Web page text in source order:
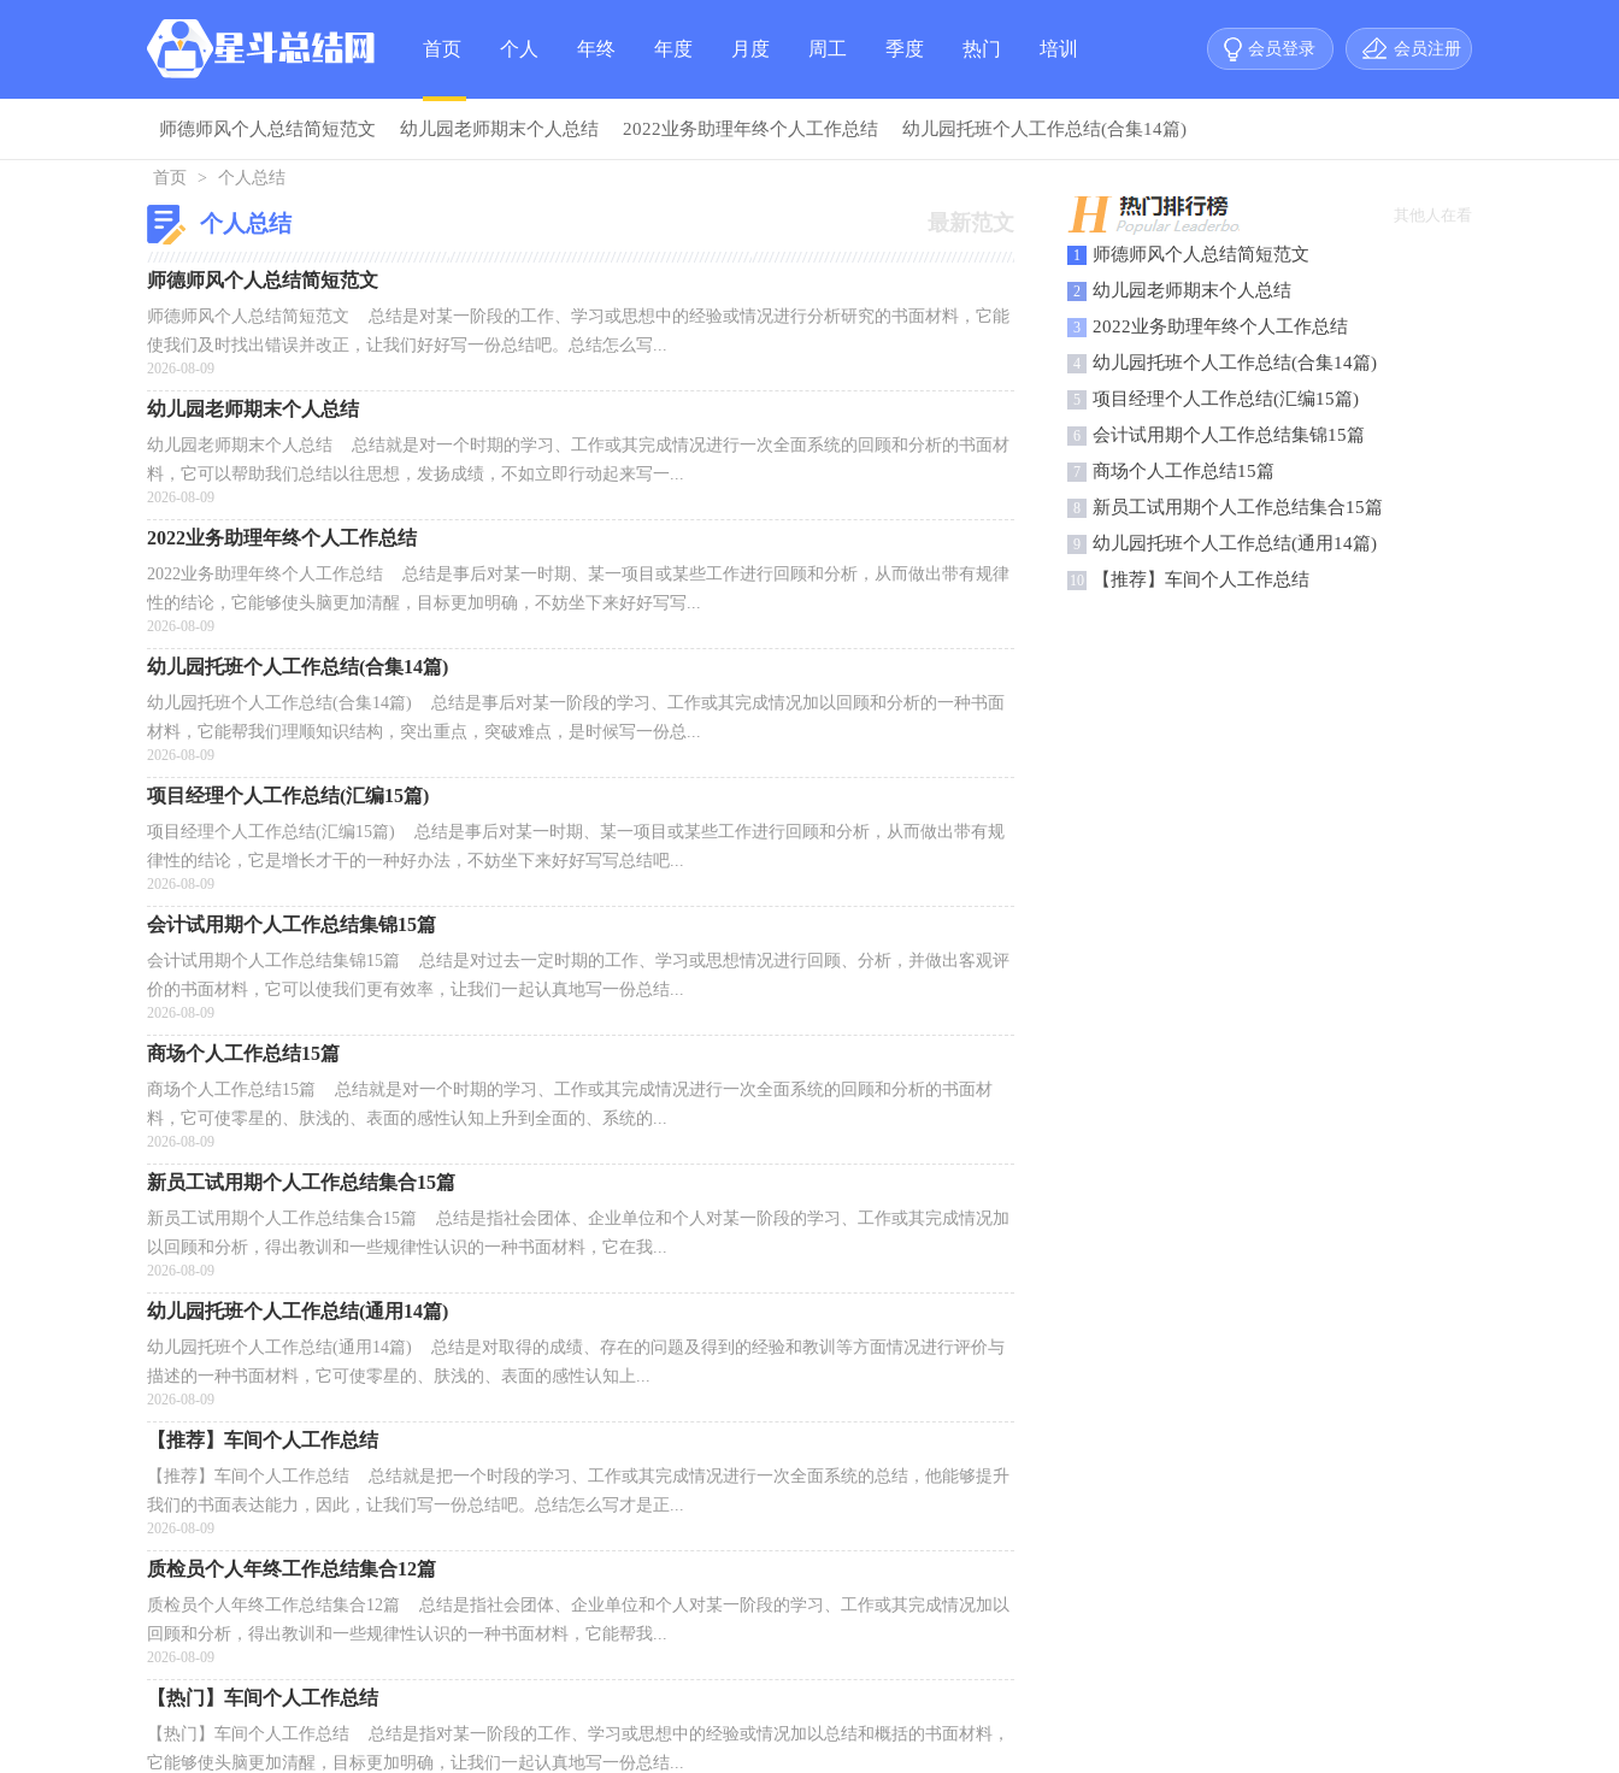
首页 个人 年终 年度 月度 周工 季度 热门 培训 会员登录 会员注册
师德师风个人总结简短范文 幼儿园老师期末个人总结 2022业务助理年终个人工作总结 幼儿园托班个人工作总结(合集14篇)
项目经理个人工作总结(汇编15篇)
首页 > 个人总结
个人总结 最新范文
师德师风个人总结简短范文
师德师风个人总结简短范文 总结是对某一阶段的工作、学习或思想中的经验或情况进行分析研究的书面材料，它能
使我们及时找出错误并改正，让我们好好写一份总结吧。总结怎么写...
2026-08-09
幼儿园老师期末个人总结
幼儿园老师期末个人总结 总结就是对一个时期的学习、工作或其完成情况进行一次全面系统的回顾和分析的书面材
料，它可以帮助我们总结以往思想，发扬成绩，不如立即行动起来写一...
2026-08-09
2022业务助理年终个人工作总结
2022业务助理年终个人工作总结 总结是事后对某一时期、某一项目或某些工作进行回顾和分析，从而做出带有规律
性的结论，它能够使头脑更加清醒，目标更加明确，不妨坐下来好好写写...
2026-08-09
幼儿园托班个人工作总结(合集14篇)
幼儿园托班个人工作总结(合集14篇) 总结是事后对某一阶段的学习、工作或其完成情况加以回顾和分析的一种书面
材料，它能帮我们理顺知识结构，突出重点，突破难点，是时候写一份总...
2026-08-09
项目经理个人工作总结(汇编15篇)
项目经理个人工作总结(汇编15篇) 总结是事后对某一时期、某一项目或某些工作进行回顾和分析，从而做出带有规
律性的结论，它是增长才干的一种好办法，不妨坐下来好好写写总结吧...
2026-08-09
会计试用期个人工作总结集锦15篇
会计试用期个人工作总结集锦15篇 总结是对过去一定时期的工作、学习或思想情况进行回顾、分析，并做出客观评
价的书面材料，它可以使我们更有效率，让我们一起认真地写一份总结...
2026-08-09
商场个人工作总结15篇
商场个人工作总结15篇 总结就是对一个时期的学习、工作或其完成情况进行一次全面系统的回顾和分析的书面材
料，它可使零星的、肤浅的、表面的感性认知上升到全面的、系统的...
2026-08-09
新员工试用期个人工作总结集合15篇
新员工试用期个人工作总结集合15篇 总结是指社会团体、企业单位和个人对某一阶段的学习、工作或其完成情况加
以回顾和分析，得出教训和一些规律性认识的一种书面材料，它在我...
2026-08-09
幼儿园托班个人工作总结(通用14篇)
幼儿园托班个人工作总结(通用14篇) 总结是对取得的成绩、存在的问题及得到的经验和教训等方面情况进行评价与
描述的一种书面材料，它可使零星的、肤浅的、表面的感性认知上...
2026-08-09
【推荐】车间个人工作总结
【推荐】车间个人工作总结 总结就是把一个时段的学习、工作或其完成情况进行一次全面系统的总结，他能够提升
我们的书面表达能力，因此，让我们写一份总结吧。总结怎么写才是正...
2026-08-09
质检员个人年终工作总结集合12篇
质检员个人年终工作总结集合12篇 总结是指社会团体、企业单位和个人对某一阶段的学习、工作或其完成情况加以
回顾和分析，得出教训和一些规律性认识的一种书面材料，它能帮我...
2026-08-09
【热门】车间个人工作总结
【热门】车间个人工作总结 总结是指对某一阶段的工作、学习或思想中的经验或情况加以总结和概括的书面材料，
它能够使头脑更加清醒，目标更加明确，让我们一起认真地写一份总结...
其他人在看
1 师德师风个人总结简短范文
2 幼儿园老师期末个人总结
3 2022业务助理年终个人工作总结
4 幼儿园托班个人工作总结(合集14篇)
5 项目经理个人工作总结(汇编15篇)
6 会计试用期个人工作总结集锦15篇
7 商场个人工作总结15篇
8 新员工试用期个人工作总结集合15篇
9 幼儿园托班个人工作总结(通用14篇)
10 【推荐】车间个人工作总结